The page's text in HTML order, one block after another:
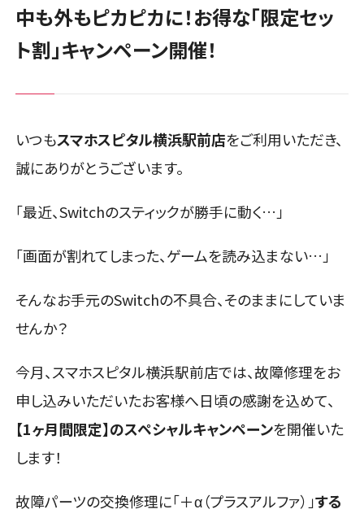
中も外もピカピカに！お得な「限定セッ
ト割」キャンペーン開催！
いつもスマホスピタル横浜駅前店をご利用いただき、
誠にありがとうございます。
「最近、Switchのスティックが勝手に動く…」
「画面が割れてしまった、ゲームを読み込まない…」
そんなお手元のSwitchの不具合、そのままにしていま
せんか？
今月、スマホスピタル横浜駅前店では、故障修理をお
申し込みいただいたお客様へ日頃の感謝を込めて、
【1ヶ月間限定】のスペシャルキャンペーンを開催いた
します！
故障パーツの交換修理に「＋α（プラスアルファ）」する